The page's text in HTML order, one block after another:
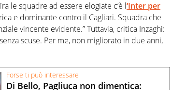
le squadre ad essere elogiate c’è l‘Inter per
e dominante contro il Cagliari. Squadra che
vincente evidente.” Tuttavia, critica Inzaghi:
scuse. Per me, non migliorato in due anni,
Forse ti può interessare
Di Bello, Pagliuca non dimentica: